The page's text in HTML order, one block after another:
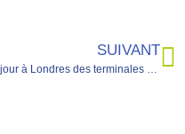
SUIVANT
Séjour à Londres des terminales EURO et LLCER